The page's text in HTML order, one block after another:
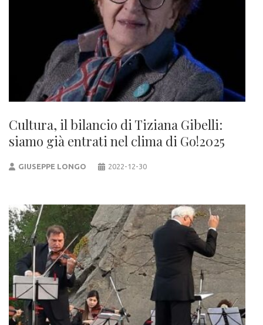
Cultura, il bilancio di Tiziana Gibelli:
siamo già entrati nel clima di Go!2025
GIUSEPPE LONGO 2022-12-30